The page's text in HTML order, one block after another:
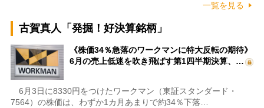
一覧を見る
古賀真人「発掘！好決算銘柄」
《株価34％急落のワークマンに特大反転の期待》
6月の売上低迷を吹き飛ばす第1四半期決算、…
6月3日に8330円をつけたワークマン（東証スタンダード・
7564）の株価は、わずか1カ月あまりで約34％下落…